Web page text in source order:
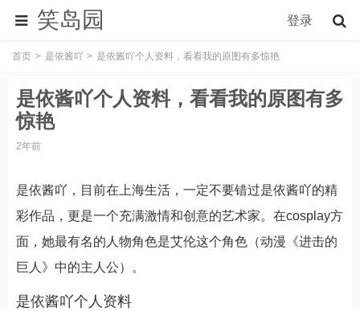
笑岛园 登录
首页 是依酱吖 是依酱吖个人资料，看看我的原图有多惊艳
是依酱吖个人资料，看看我的原图有多
惊艳
2年前
是依酱吖，目前在上海生活，一定不要错过是依酱吖的精
彩作品，更是一个充满激情和创意的艺术家。在cosplay方
面，她最有名的人物角色是艾伦这个角色（动漫《进击的
巨人》中的主人公）。
是依酱吖个人资料